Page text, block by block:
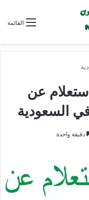
القائمة
عن
السعودية
دقيقة واحدة